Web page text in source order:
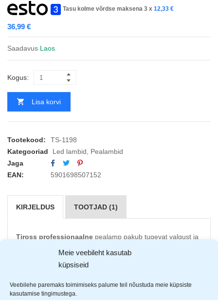
Meie veebileht kasutab
küpsiseid
Veebilehe paremaks toimimiseks palume teil nõustuda meie küpsiste
kasutamise tingimustega.
Tasu kolme võrdse maksena 3 x 12,33 €
36,99 €
Saadavus Laos
Kogus:
Lisa korvi
Tootekood:
TS-1198
Kategooriad
Led lambid
Pealambid
Jaga
EAN:
5901698507152
KIRJELDUS TOOTJAD (1)
Tiross professionaalne pealamp pakub tugevat valgust ja
kauaaegset vastupidavust. Erinevad
muuta, keerates lampi vastavalt ülesse või alla. Eraldi nupp
aktiveerib sensori, mille abil käega lambi